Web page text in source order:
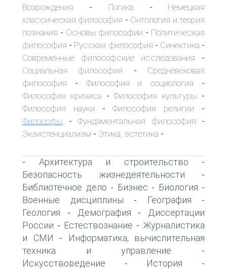
Возрождения - Логика - Немецкая
классическая философия - Онтология и теория
познания - Основы философии - Политическая
философия - Русская философия - Синектика -
Современные философские исследования -
Социальная философия - Средневековая
философия - Философия и социология -
Философия кризиса -Философия культуры -
Философия науки -Философия религии -
Философы - Фундаментальная философия -
Экзистенциализм - Этика, эстетика -
- Архитектура и строительство -
Безопасность жизнедеятельности -
Библиотечное дело - Бизнес - Биология -
Военные дисциплины - География -
Геология - Демография -
Диссертации
России - Естествознание - Журналистика
и СМИ -
Информатика, вычислительная
техника и управление -
Искусствоведение - История -